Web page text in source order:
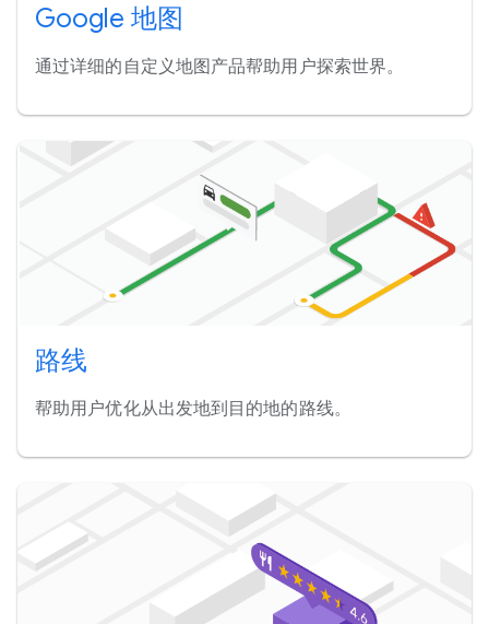
Google 地图
通过详细的自定义地图产品帮助用户探索世界。
路线
帮助用户优化从出发地到目的地的路线。